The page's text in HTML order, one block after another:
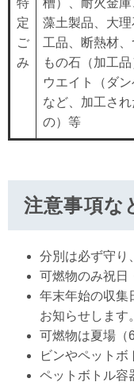
特
定
ご
み
槽）、耐火金庫
藻土製品、大理
工品、断熱材、
もの石（加工品
ウエイト（ダ
など、加工され
の）等
注意事項な
分別は必ず守り
可燃物のみ祝日
年末年始の収集
お知らせします。
可燃物は夏場（
ビンやペットボ
ペットボトル容